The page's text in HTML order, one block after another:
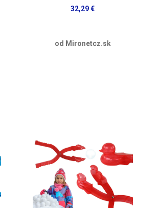
32,29 €
od Mironetcz.sk